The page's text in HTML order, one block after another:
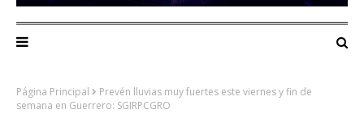
Página Principal
Prevén lluvias muy fuertes este viernes y fin de
semana en Guerrero: SGIRPCGRO